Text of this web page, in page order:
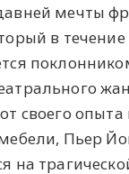
мечты
в течение
своего
Пьер
на